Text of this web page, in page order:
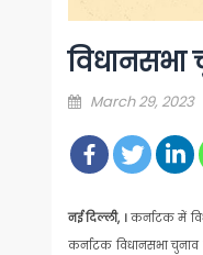
विधानसभा
Posted
March 29, 2023
नई दिल्ली, । कर्नाटक में
कर्नाटक विधानसभा